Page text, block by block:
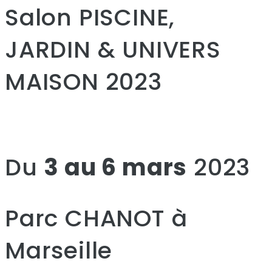
Salon PISCINE,
JARDIN & UNIVERS
MAISON 2023
Du 3 au 6 mars 2023
Parc CHANOT à
Marseille